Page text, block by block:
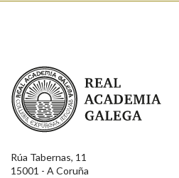
Real Academia Galega
Rúa Tabernas, 11
15001 - A Coruña